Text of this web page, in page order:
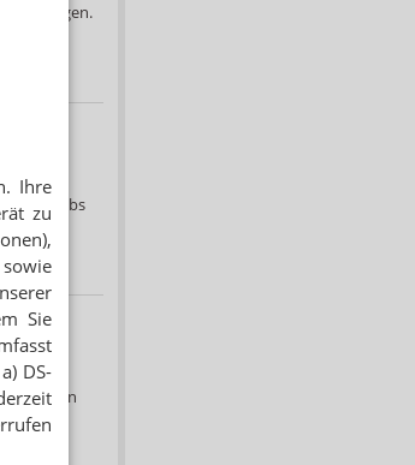
Ihre
zu
Sie
DS-
steigen.
Betriebs
Inhaberin